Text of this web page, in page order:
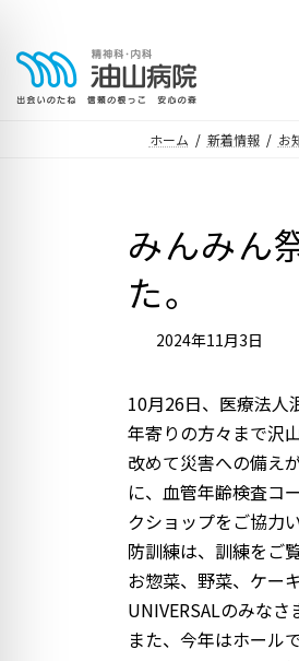
ホーム 新着情報 お
みんみん
た。
2024年11月3日
10月26日、医療法人
年寄りの方々まで沢
改めて災害への備え
に、血管年齢検査コ
クショップをご協力
防訓練は、訓練をご
お惣菜、野菜、ケー
UNIVERSALのみな
また、今年はホール